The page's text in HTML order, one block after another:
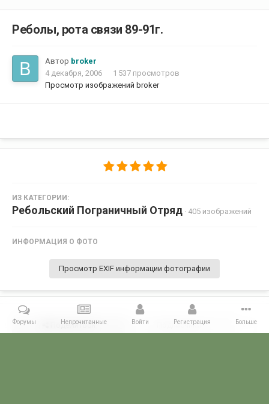
Реболы, рота связи 89-91г.
Автор broker
4 декабря, 2006
1 537 просмотров
Просмотр изображений broker
ИЗ КАТЕГОРИИ:
Ребольский Пограничный Отряд · 405 изображений
ИНФОРМАЦИЯ О ФОТО
Просмотр EXIF информации фотографии
Поделиться Подписчики 0
Форумы Непрочитанные Войти Регистрация Больше